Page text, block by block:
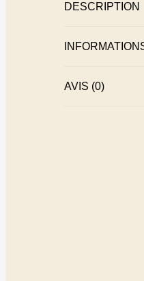
DESCRIPTION
AVIS (0)